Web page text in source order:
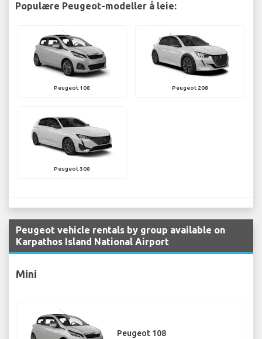
Populære Peugeot-modeller å leie:
Peugeot 108 Peugeot 208
Peugeot 308
Peugeot vehicle rentals by group available on
Karpathos Island National Airport
Mini
Peugeot 108